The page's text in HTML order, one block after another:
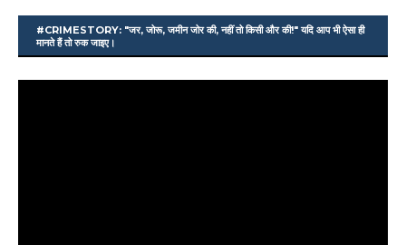
#CRIMESTORY: "जर, जोरू, जमीन जोर की, नहीं तो किसी और की!" यदि आप भी ऐसा ही
मानते हैं तो रुक जाइए।